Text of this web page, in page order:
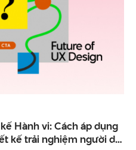
Hành vi: Cách áp dụng
tâm lý học hành vi vào thiết kế trải nghiệm người dùng